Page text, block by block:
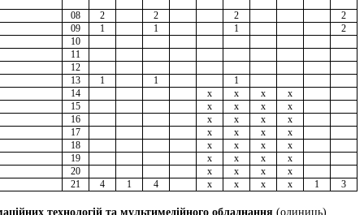
08 2 2 2
2
09 1 1 1
2
10
11
12
13 1 1
1
14 x x x
x
15 x x x
x
16 x x x
x
17 x x x
x
18 x x x
x
19 x x x
x
20 x x x
x
21 4 1 4 x x x x 1 3
технологій та мультимедійного обладнання (одиниць)